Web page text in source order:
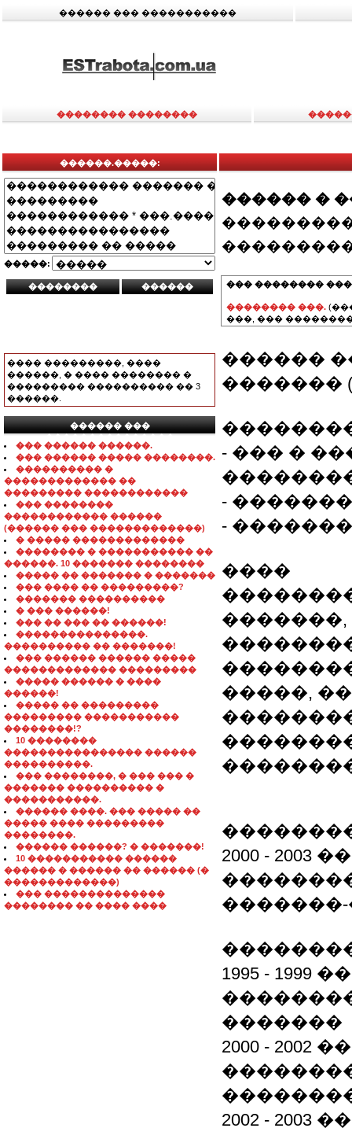
������ ��� �����������
�������� ��������
������.�����:
�����:
���� ���������, ����
������, � ���� �������� �
��������� ���������� �� 3
������.
������ ���
���������������
��� ������ ������.
��� ������ ����� ��������.
���������� �
������������� ��
��������� ������������
��� ��������
������������ ������
(������ ��� �������������)
� ����� �������������
�������� � ����������� ��
������. 10 ������� ��������
����� �� ������� � �������
��� ���� �� ���������?
������� ����������
� ��� ������!
��� �� ��� �� ������!
���������������.
���������� �� �������!
��� ������ ������ �����
������������� ���������
����� ������ � ����
������!
����� �� ���������
��������� �����������
��������!?
10 ��������
���������������� ������
����������.
��� ��������, � ��� ��� �
������� ���������� �
�����������.
������ ����. ��� ����� ��
����� ���� ���������
��������.
������ ������? � �������!
10 ����������� ������
������ � ������ �� ������ (�
�������������)
��� ��������������
�������� �� ���� ����
������ �
��� ��������
�������� ���.
���, ���
������
������� (8-
- ��� �
-
-
����
�����,
2000 -
1995 -
�������
2000 -
2002 -